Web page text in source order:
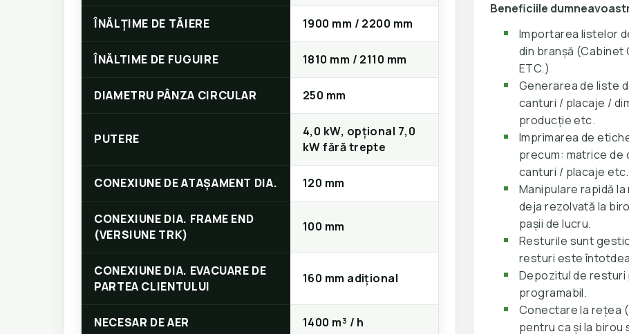
ÎNĂLȚIME DE TĂIERE 1900 mm / 2200 mm
ÎNĂLTIME DE FUGUIRE 1810 mm / 2110 mm
DIAMETRU PÂNZA CIRCULAR 250 mm
PUTERE
4,0 kW, opțional 7,0
kW fără trepte
CONEXIUNE DE ATAŞAMENT DIA. 120 mm
CONEXIUNE DIA. FRAME END
(VERSIUNE TRK)
100 mm
CONEXIUNE DIA. EVACUARE DE
PARTEA CLIENTULUI
160 mm adiţional
NECESAR DE AER 1400 m³ / h
Beneficiile
Importarea listelor
din branșă (Cabinet
ETC.)
Generarea de liste
canturi / placaje /
producție etc.
Imprimarea de
precum: matrice de
canturi / placaje etc.
Manipulare rapidă
deja rezolvată la
pașii de lucru.
Resturile sunt
resturi este
Depozitul de
programabil.
Conectare la rețea
pentru ca și la